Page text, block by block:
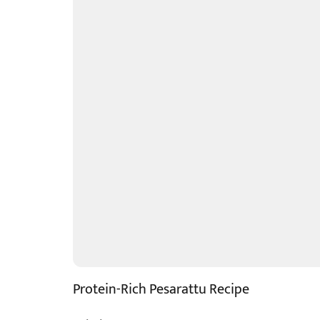
Protein-Rich Pesarattu Recipe